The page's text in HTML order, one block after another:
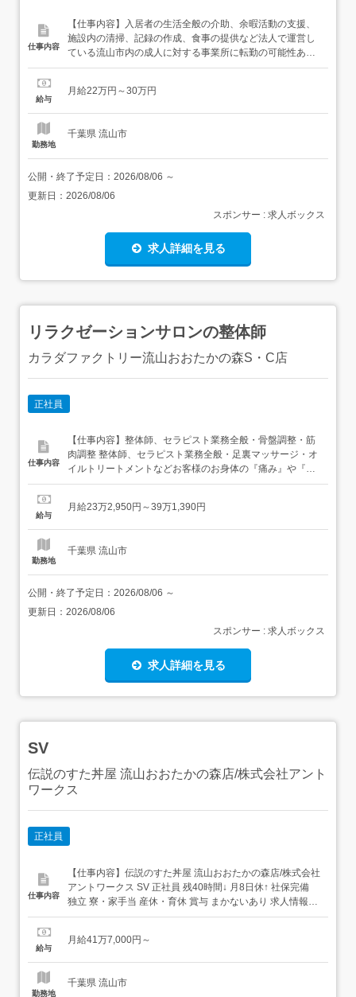
仕事内容
【仕事内容】入居者の生活全般の介助、余暇活動の支援、
施設内の清掃、記録の作成、食事の提供など法人で運営し
ている流山市内の成人に対する事業所に転勤の可能性あり
業務範囲の変更なし 【経験・資格】<応募要件>無資格可未
300,000円<給与の備考>給与内訳・基本給 175,000円～ 経
給与
月給22万円～30万円
勤務地
千葉県 流山市
公開・終了予定日： 2026/08/06 ～
更新日： 2026/08/06
スポンサー : 求人ボックス
求人詳細を見る
リラクゼーションサロンの整体師
カラダファクトリー流山おおたかの森S・C店
正社員
仕事内容
【仕事内容】整体師、セラピスト業務全般・骨盤調整・筋
肉調整 整体師、セラピスト業務全般・足裏マッサージ・オ
イルトリートメントなどお客様のお身体の『痛み』や『悩
み』を把握し、施術を通して根本的な体質改善を行ないま
のサポートを行ないます。 【経験・資格】<応募要件>高卒
給与
月給23万2,950円～39万1,390円
勤務地
千葉県 流山市
公開・終了予定日： 2026/08/06 ～
更新日： 2026/08/06
スポンサー : 求人ボックス
求人詳細を見る
SV
伝説のすた丼屋 流山おおたかの森店/株式会社アント
ワークス
正社員
仕事内容
【仕事内容】伝説のすた丼屋 流山おおたかの森店/株式会社
アントワークス SV 正社員 残40時間↓ 月8日休↑ 社保完備
独立 寮・家⼿当 産休・育休 賞与 まかないあり 求人情報掲
載期間:2026/07/09～2026/08/13 求人情報 店舗の特徴 実働
の森北1-1-1 TXグランドアベニュ...
給与
月給41万7,000円～
勤務地
千葉県 流山市